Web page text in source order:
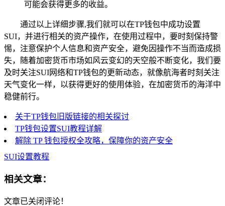
可能会获得更多的收益。
通过以上详细步骤,我们就可以在TP钱包中成功设置
SUI，并进行相关的资产操作，在使用过程中，要时刻保持警
惕，注意保护个人信息和资产安全，避免因操作不当而造成损
失，随着加密货币市场如风云变幻的天空般不断变化，我们要
及时关注SUI网络和TP钱包的更新动态，就像航海者时刻关注
天气变化一样，以获得更好的使用体验，在加密货币的海洋中
稳健前行。
关于TP钱包旧版链接的相关探讨
TP钱包设置SUI教程详解
解除 TP 钱包授权全攻略，保障你的资产安全
SUI设置教程
相关文章：
文章已关闭评论！